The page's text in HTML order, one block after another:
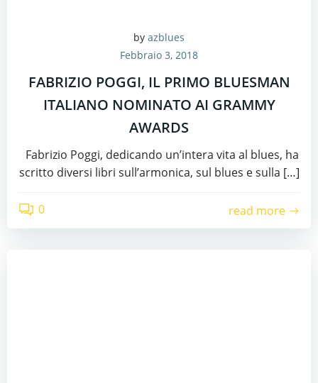
by azblues
Febbraio 3, 2018
FABRIZIO POGGI, IL PRIMO BLUESMAN
ITALIANO NOMINATO AI GRAMMY
AWARDS
Fabrizio Poggi, dedicando un’intera vita al blues, ha
scritto diversi libri sull’armonica, sul blues e sulla […]
0 read more